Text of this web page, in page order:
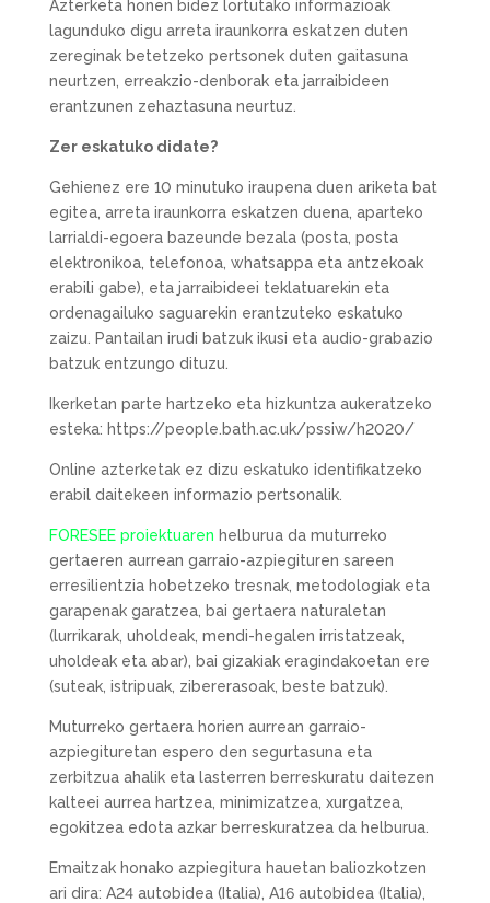
Azterketa honen bidez lortutako informazioak
lagunduko digu arreta iraunkorra eskatzen duten
zereginak betetzeko pertsonek duten gaitasuna
neurtzen, erreakzio-denborak eta jarraibideen
erantzunen zehaztasuna neurtuz.
Zer eskatuko didate?
Gehienez ere 10 minutuko iraupena duen ariketa bat
egitea, arreta iraunkorra eskatzen duena, aparteko
larrialdi-egoera bazeunde bezala (posta, posta
elektronikoa, telefonoa, whatsappa eta antzekoak
erabili gabe), eta jarraibideei teklatuarekin eta
ordenagailuko saguarekin erantzuteko eskatuko
zaizu. Pantailan irudi batzuk ikusi eta audio-grabazio
batzuk entzungo dituzu.
Ikerketan parte hartzeko eta hizkuntza aukeratzeko
esteka: https://people.bath.ac.uk/pssiw/h2020/
Online azterketak ez dizu eskatuko identifikatzeko
erabil daitekeen informazio pertsonalik.
FORESEE proiektuaren helburua da muturreko
gertaeren aurrean garraio-azpiegituren sareen
erresilientzia hobetzeko tresnak, metodologiak eta
garapenak garatzea, bai gertaera naturaletan
(lurrikarak, uholdeak, mendi-hegalen irristatzeak,
uholdeak eta abar), bai gizakiak eragindakoetan ere
(suteak, istripuak, zibererasoak, beste batzuk).
Muturreko gertaera horien aurrean garraio-
azpiegituretan espero den segurtasuna eta
zerbitzua ahalik eta lasterren berreskuratu daitezen
kalteei aurrea hartzea, minimizatzea, xurgatzea,
egokitzea edota azkar berreskuratzea da helburua.
Emaitzak honako azpiegitura hauetan baliozkotzen
ari dira: A24 autobidea (Italia), A16 autobidea (Italia),